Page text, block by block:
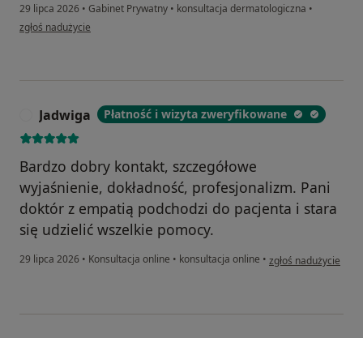
29 lipca 2026 • Gabinet Prywatny • konsultacja dermatologiczna •
w opinii użytkownika BK
zgłoś nadużycie
Jadwiga Płatność i wizyta zweryfikowane
Bardzo dobry kontakt, szczegółowe
wyjaśnienie, dokładność, profesjonalizm. Pani
doktór z empatią podchodzi do pacjenta i stara
się udzielić wszelkie pomocy.
29 lipca 2026 • Konsultacja online • konsultacja online • w opinii użytkownika
zgłoś nadużycie